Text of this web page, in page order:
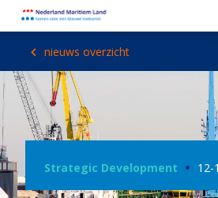
nieuws overzicht
Strategic Development 12-